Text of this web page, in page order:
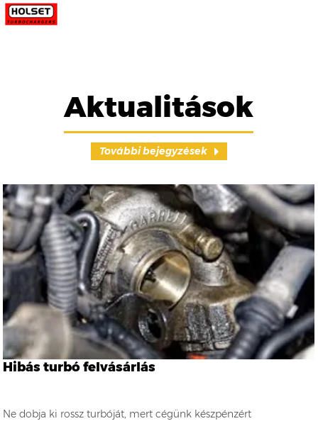
Aktualitások
További bejegyzések
Hibás turbó felvásárlás
Ne dobja ki rossz turbóját, mert cégünk készpénzért